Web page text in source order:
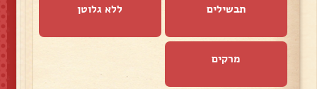
תבשילים ללא גלוטן
מרקים